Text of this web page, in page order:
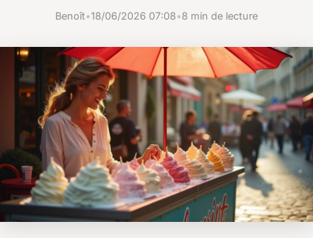
Benoît•18/06/2026 07:08•8 min de lecture